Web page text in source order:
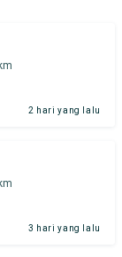
2 hari yang lalu
3 hari yang lalu